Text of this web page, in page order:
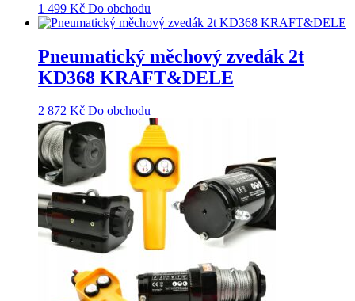
1 499 Kč Do obchodu
Pneumatický měchový zvedák 2t
KD368 KRAFT&DELE
2 872 Kč Do obchodu